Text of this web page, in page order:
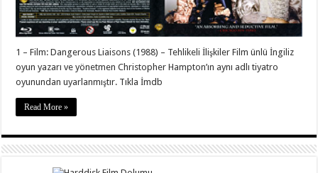
1 – Film: Dangerous Liaisons (1988) – Tehlikeli İlişkiler Film ünlü İngiliz
oyun yazarı ve yönetmen Christopher Hampton’ın aynı adlı tiyatro
oyunundan uyarlanmıştır. Tıkla İmdb
Read More »